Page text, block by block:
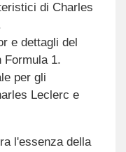
di Charles
e dettagli del
Formula 1.
per gli
Leclerc e
l'essenza della